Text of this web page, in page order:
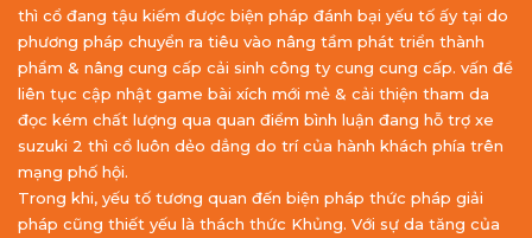
thì cổ đang tậu kiếm được biện pháp đánh bại yếu tố ấy tại do
phương pháp chuyển ra tiêu vào nâng tầm phát triển thành
phẩm & nâng cung cấp cải sinh công ty cung cung cấp. vấn đề
liên tục cập nhật game bài xích mới mẻ & cải thiện tham da
đọc kém chất lượng qua quan điểm bình luận đang hỗ trợ xe
suzuki 2 thì cổ luôn dẻo dẳng do trí của hành khách phía trên
mạng phố hội.
Trong khi, yếu tố tương quan đến biện pháp thức pháp giải
pháp cũng thiết yếu là thách thức Khủng. Với sự da tăng của